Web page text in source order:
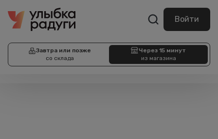
Войти
Завтра или позже
со склада
Через 15 минут
из магазина